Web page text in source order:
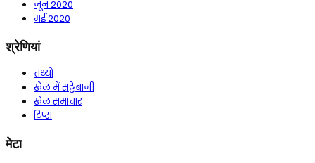
जून 2020
मई 2020
श्रेणियां
तथ्यों
खेल में सट्टेबाजी
खेल समाचार
टिप्स
मेटा